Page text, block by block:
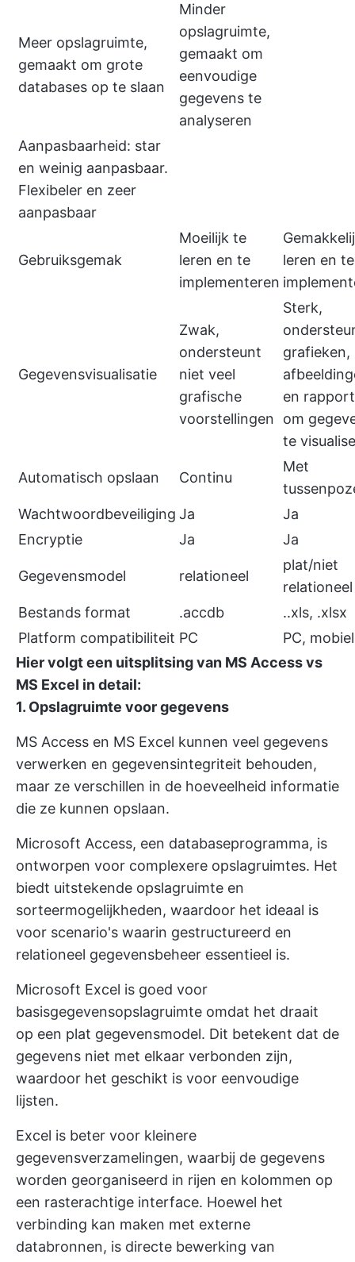
Meer opslagruimte,
gemaakt om grote
databases op te slaan
Minder
opslagruimte,
gemaakt om
eenvoudige
gegevens te
analyseren
Aanpasbaarheid: star
en weinig aanpasbaar.
Flexibeler en zeer
aanpasbaar
Gebruiksgemak
Moeilijk te
leren en te
implementeren
leren en te
Gegevensvisualisatie
Zwak,
ondersteunt
niet veel
grafische
voorstellingen
Sterk,
grafieken,
en
om
te
Automatisch opslaan Continu
Met
Wachtwoordbeveiliging Ja
Ja
Encryptie
Ja Ja
Gegevensmodel relationeel
plat/niet
relationeel
Bestands format
.accdb
..xls, .xlsx
Platform compatibiliteit PC
PC, mobiel
Hier volgt een uitsplitsing van MS Access vs
MS Excel in detail:
1. Opslagruimte voor gegevens
MS Access en MS Excel kunnen veel gegevens
verwerken en gegevensintegriteit behouden,
maar ze verschillen in de hoeveelheid informatie
die ze kunnen opslaan.
Microsoft Access, een databaseprogramma, is
ontworpen voor complexere opslagruimtes. Het
biedt uitstekende opslagruimte en
sorteermogelijkheden, waardoor het ideaal is
voor scenario's waarin gestructureerd en
relationeel gegevensbeheer essentieel is.
Microsoft Excel is goed voor
basisgegevensopslagruimte omdat het draait
op een plat gegevensmodel. Dit betekent dat de
gegevens niet met elkaar verbonden zijn,
waardoor het geschikt is voor eenvoudige
lijsten.
Excel is beter voor kleinere
gegevensverzamelingen, waarbij de gegevens
worden georganiseerd in rijen en kolommen op
een rasterachtige interface. Hoewel het
verbinding kan maken met externe
databronnen, is directe bewerking van